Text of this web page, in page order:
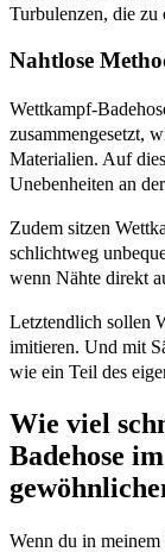
Turbulenzen, die zu
Nahtlose
Wettkampf-
zusammengesetzt,
Materialien. Auf
Unebenheiten an
Zudem sitzen
schlichtweg
wenn Nähte direkt
Letztendlich sollen
imitieren. Und mit
wie ein Teil des
Wie viel
Badehose
Wenn du in